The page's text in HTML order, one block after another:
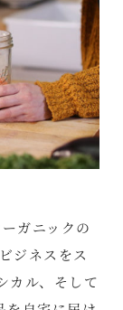
ガニックの
ジネスをス
カル、そして